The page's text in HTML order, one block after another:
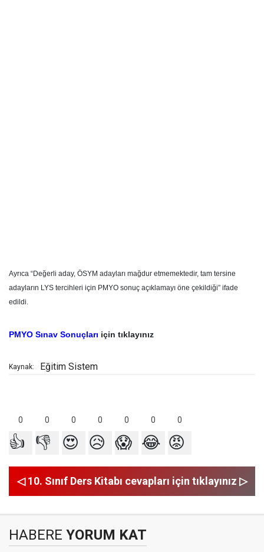
Ayrıca “Değerli aday, ÖSYM adayları mağdur etmemektedir, tam tersine
adayların LYS tercihleri için PMYO sonuç açıklamayı öne çekildiği” ifade
edildi.
PMYO Sınav Sonuçları için tıklayınız
Kaynak: Eğitim Sistem
0 0 0 0 0 0 0
👍 👎 😍 😥 😱 😂 😡
◁ 10. Sınıf Ders Kitabı cevapları için tıklayınız ▷
HABERE YORUM KAT